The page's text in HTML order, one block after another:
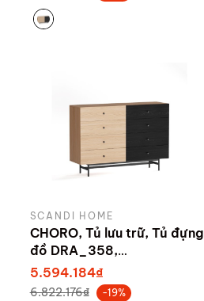
SCANDI HOME
CHORO, Tủ lưu trữ, Tủ đựng
đồ DRA_358,
140x40x98cm, sản xuất bởi
Scandi Home
5.594.184₫
6.822.176₫ -19%